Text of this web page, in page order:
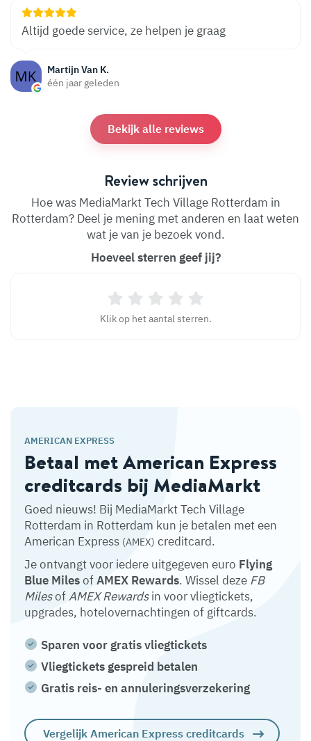
Martijn Van K.
één jaar geleden
Altijd goede service, ze helpen je graag
Bekijk alle reviews
Review schrijven
Hoe was MediaMarkt Tech Village Rotterdam in
Rotterdam? Deel je mening met anderen en laat weten
wat je van je bezoek vond.
Hoeveel sterren geef jij?
Klik op het aantal sterren.
AMERICAN EXPRESS
Betaal met American Express
creditcards bij MediaMarkt
Goed nieuws! Bij MediaMarkt Tech Village
Rotterdam in Rotterdam kun je betalen met een
American Express (AMEX) creditcard.
Je ontvangt voor iedere uitgegeven euro Flying
Blue MilesofAMEX Rewards. Wissel deze FB
MilesofAMEX Rewardsin voor vliegtickets,
upgrades, hotelovernachtingen of giftcards.
Sparen voor gratis vliegtickets
Vliegtickets gespreid betalen
Gratis reis- en annuleringsverzekering
Vergelijk American Express creditcards